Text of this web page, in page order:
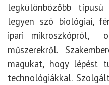
legkülönbözőbb típusú
legyen szó biológiai,
ipari mikroszkópról,
műszerekről.
magukat, hogy lépést
technológiákkal.